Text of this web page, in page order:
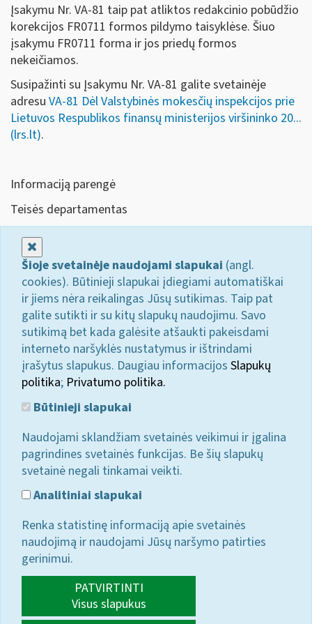
Įsakymu Nr. VA-81 taip pat atliktos redakcinio pobūdžio
korekcijos FR0711 formos pildymo taisyklėse. Šiuo
įsakymu FR0711 forma ir jos priedų formos
nekeičiamos.
Susipažinti su Įsakymu Nr. VA-81 galite svetainėje
adresu VA-81 Dėl Valstybinės mokesčių inspekcijos prie
Lietuvos Respublikos finansų ministerijos viršininko 20...
(lrs.lt).
Informaciją parengė
Teisės departamentas
Šioje svetainėje naudojami slapukai (angl.
cookies). Būtinieji slapukai įdiegiami automatiškai
ir jiems nėra reikalingas Jūsų sutikimas. Taip pat
galite sutikti ir su kitų slapukų naudojimu. Savo
sutikimą bet kada galėsite atšaukti pakeisdami
interneto naršyklės nustatymus ir ištrindami
įrašytus slapukus. Daugiau informacijos Slapukų
politika; Privatumo politika.
Būtinieji slapukai
Naudojami sklandžiam svetainės veikimui ir įgalina
pagrindines svetainės funkcijas. Be šių slapukų
svetainė negali tinkamai veikti.
Analitiniai slapukai
Renka statistinę informaciją apie svetainės
naudojimą ir naudojami Jūsų naršymo patirties
gerinimui.
PATVIRTINTI
Visus slapukus